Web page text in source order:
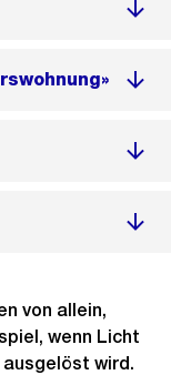
von allein,
wenn Licht
wird.